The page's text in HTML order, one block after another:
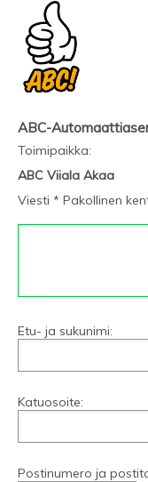
ABC-
Toimipaikka:
ABC Viiala Akaa
Viesti * Pakollinen
Etu- ja sukunimi:
Katuosoite:
Postinumero ja